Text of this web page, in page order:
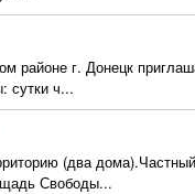
районе г. Донецк
сутки ч...
(два
Свободы...